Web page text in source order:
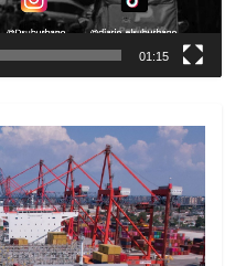
01:15